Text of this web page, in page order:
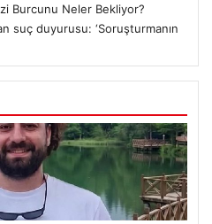
Burcunu Neler Bekliyor?
suç duyurusu: ‘Soruşturmanın